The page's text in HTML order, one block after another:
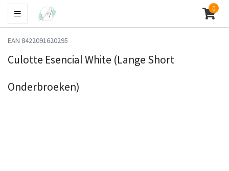
0
EAN 8422091620295
Culotte Esencial White (Lange Short
Onderbroeken)